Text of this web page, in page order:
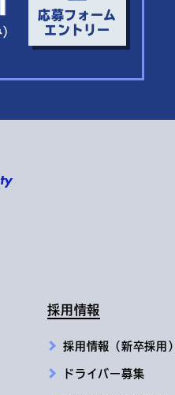
応募フォーム
エントリー
採用情報
採用情報（新卒採用）
ドライバー募集